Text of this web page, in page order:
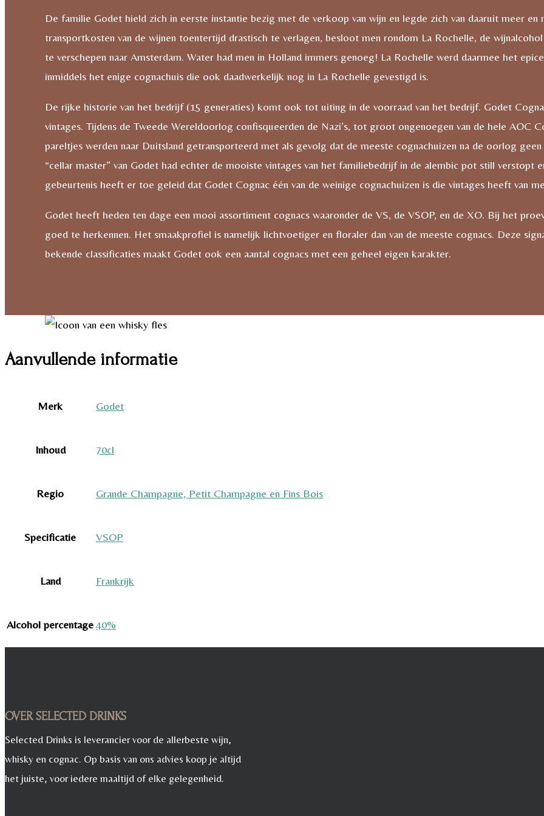
De familie Godet hield zich in eerste instantie bezig met de verkoop van wijn en legde zich van daaruit meer
transportkosten van de wijnen toentertijd drastisch te verlagen, besloot men rondom La Rochelle, de
te verschepen naar Amsterdam. Water had men in Holland immers genoeg! La Rochelle werd daarmee het
inmiddels het enige cognachuis die ook daadwerkelijk nog in La Rochelle gevestigd is.
De rijke historie van het bedrijf (15 generaties) komt ook tot uiting in de voorraad van het bedrijf. Godet
vintages. Tijdens de Tweede Wereldoorlog confisqueerden de Nazi’s, tot groot ongenoegen van de hele AOC
pareltjes werden naar Duitsland getransporteerd met als gevolg dat de meeste cognachuizen na de oorlog
“cellar master” van Godet had echter de mooiste vintages van het familiebedrijf in de alembic pot still verstopt
gebeurtenis heeft er toe geleid dat Godet Cognac één van de weinige cognachuizen is die vintages heeft van
Godet heeft heden ten dage een mooi assortiment cognacs waaronder de VS, de VSOP, en de XO. Bij het
goed te herkennen. Het smaakprofiel is namelijk lichtvoetiger en floraler dan van de meeste cognacs. Deze
bekende classificaties maakt Godet ook een aantal cognacs met een geheel eigen karakter.
Aanvullende informatie
Merk Godet
Inhoud 70cl
Regio Grande Champagne, Petit Champagne en Fins Bois
Specificatie VSOP
Land Frankrijk
Alcohol percentage40%
OVER SELECTED DRINKS
Selected Drinks is leverancier voor de allerbeste wijn,
whisky en cognac. Op basis van ons advies koop je altijd
het juiste, voor iedere maaltijd of elke gelegenheid.